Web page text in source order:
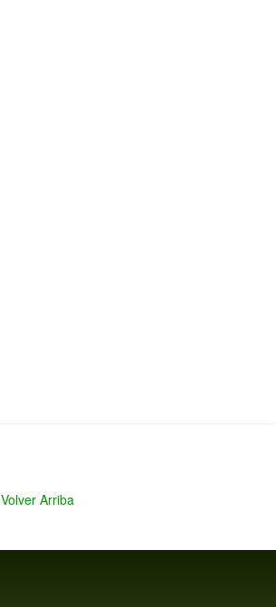
Volver Arriba